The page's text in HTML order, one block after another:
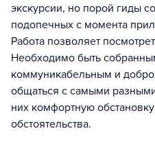
экскурсии, но порой гиды
подопечных с момента
Работа позволяет
Необходимо быть
коммуникабельным и
общаться с самыми
них комфортную
обстоятельства.